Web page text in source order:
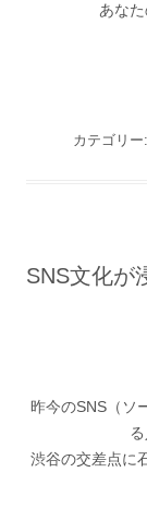
あな
カテゴリー:
SNS文化が
昨今のSNS（ソ
渋谷の交差点に